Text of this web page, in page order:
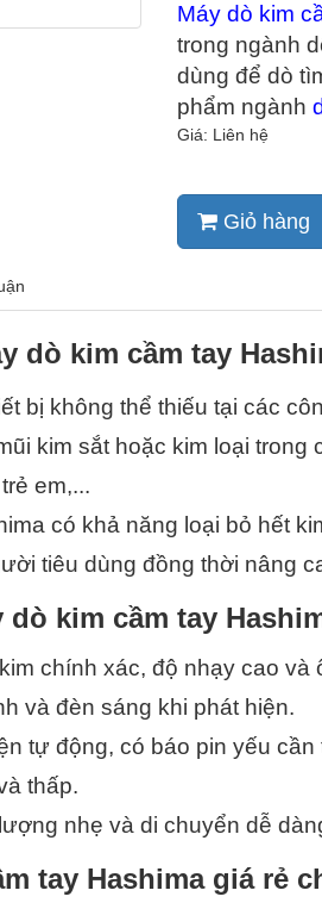
Máy dò kim
trong ngành
dùng để dò
phẩm ngành
Giá: Liên hệ
Giỏ hàng
dò kim cầm tay
bị không thể thiếu tại các
kim sắt hoặc kim loại trong
em,...
có khả năng loại bỏ hết
tiêu dùng đồng thời nâng
kim cầm tay
chính xác, độ nhạy cao và
và đèn sáng khi phát hiện.
tự động, có báo pin yếu cần
thấp.
nhẹ và di chuyển dễ
tay Hashima giá rẻ